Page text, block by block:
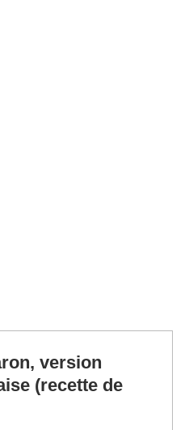
version
(recette de